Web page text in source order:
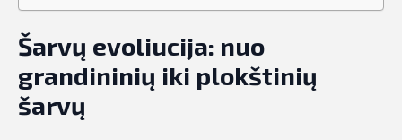
Šarvų evoliucija: nuo
grandininių iki plokštinių
šarvų